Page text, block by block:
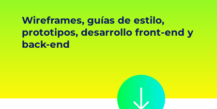
Wireframes, guías de estilo,
prototipos, desarrollo front-end y
back-end